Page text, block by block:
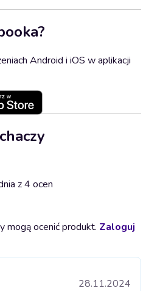
Android i iOS w aplikacji
z 4 ocen
mogą ocenić produkt. Zaloguj
28.11.2024